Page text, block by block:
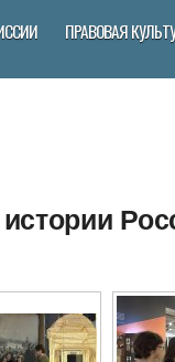
ПРАВОВАЯ